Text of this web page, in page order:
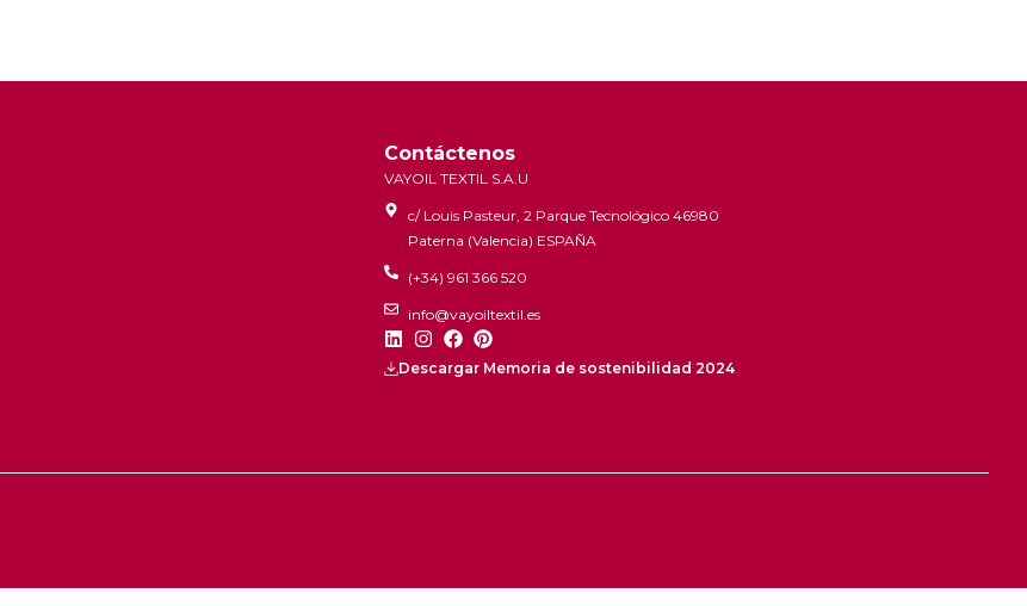
Contáctenos
VAYOIL TEXTIL S.A.U
c/ Louis Pasteur, 2 Parque Tecnológico 46980
Paterna (Valencia) ESPAÑA
(+34) 961 366 520
info@vayoiltextil.es
Descargar Memoria de sostenibilidad 2024